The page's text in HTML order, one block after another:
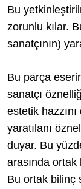
Bu
zorunlu kılar.
sanatçının)
Bu parça
sanatçı
estetik
yaratılanı
duyar. Bu
arasında
Bu ortak bilinç